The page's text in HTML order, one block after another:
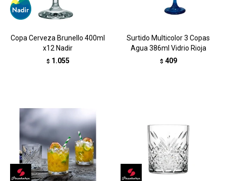
Copa Cerveza Brunello 400ml
x12 Nadir
$ 1.055
Surtido Multicolor 3 Copas
Agua 386ml Vidrio Rioja
$ 409